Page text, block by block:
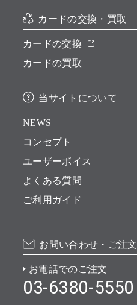
カードの交換・買取
カードの交換
カードの買取
当サイトについて
NEWS
コンセプト
ユーザーボイス
よくある質問
ご利用ガイド
お問い合わせ・ご注文
お電話でのご注文
03-6380-5550